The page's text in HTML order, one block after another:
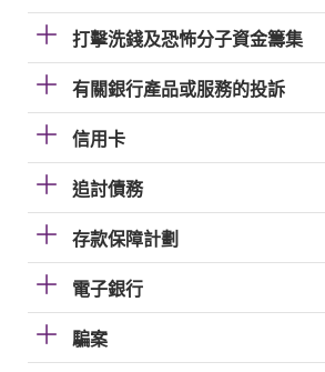
打擊洗錢及恐怖分子資金籌集
有關銀行產品或服務的投訴
信用卡
追討債務
存款保障計劃
電子銀行
騙案